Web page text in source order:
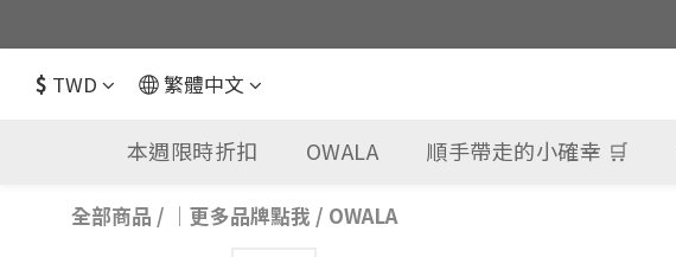
$ TWD 繁體中文
本週限時折扣 OWALA 順手帶走的小確幸 🛒
全部商品 / ｜更多品牌點我 / OWALA